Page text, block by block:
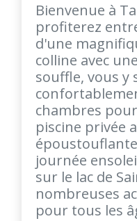
Bienvenue à
profiterez
d'une
colline avec
souffle, vous y
chambres
piscine privée
journée
sur le lac de
nombreuses
pour tous les